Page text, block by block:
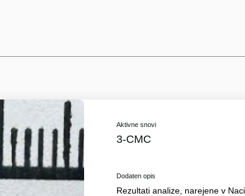
Aktivne snovi
3-CMC
Dodaten opis
Rezultati analize, narejene v